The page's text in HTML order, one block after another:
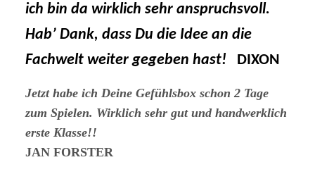
ich bin da wirklich sehr anspruchsvoll.
Hab’ Dank, dass Du die Idee an die
Fachwelt weiter gegeben hast!
DIXON
Jetzt habe ich Deine Gefühlsbox schon 2 Tage
zum Spielen. Wirklich sehr gut und handwerklich
erste Klasse!!
JAN FORSTER